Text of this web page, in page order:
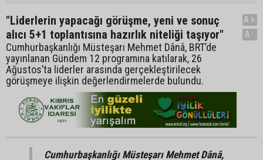
"Liderlerin yapacağı görüşme, yeni ve sonuç
alıcı 5+1 toplantısına hazırlık niteliği taşıyor"
Cumhurbaşkanlığı Müsteşarı Mehmet Dânâ, BRT’de
yayınlanan Gündem 12 programına katılarak, 26
Ağustos’ta liderler arasında gerçekleştirilecek
görüşmeye ilişkin değerlendirmelerde bulundu.
A+
A-
Cumhurbaşkanlığı Müsteşarı Mehmet Dânâ,